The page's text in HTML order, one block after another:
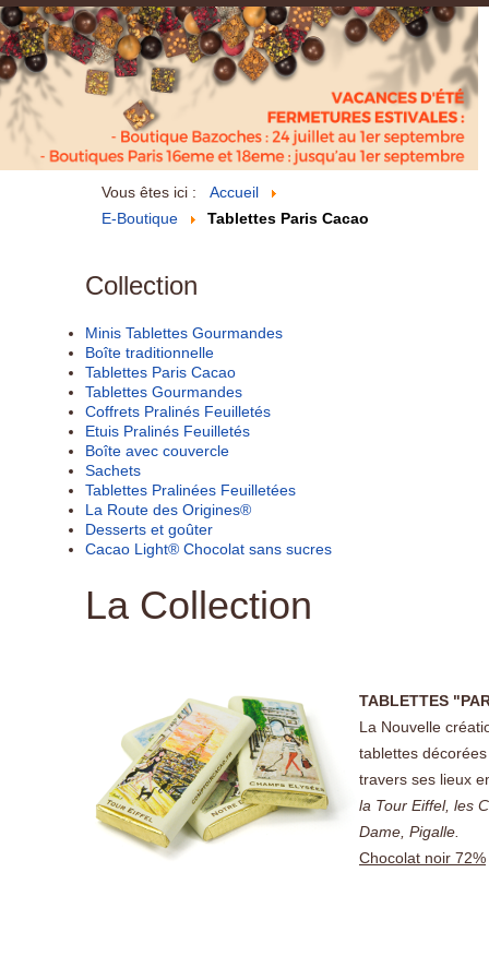
Vous êtes ici :
Accueil
E-Boutique
Tablettes Paris Cacao
Collection
Minis Tablettes Gourmandes
Boîte traditionnelle
Tablettes Paris Cacao
Tablettes Gourmandes
Coffrets Pralinés Feuilletés
Etuis Pralinés Feuilletés
Boîte avec couvercle
Sachets
Tablettes Pralinées Feuilletées
La Route des Origines®
Desserts et goûter
Cacao Light® Chocolat sans sucres
La Collection
TABLETTES
La Nouvelle
tablettes
travers ses lieux
la Tour Eiffel, les
Dame, Pigalle.
Chocolat noir 72%